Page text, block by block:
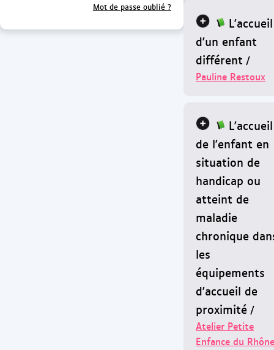
L'accueil
d'un enfant
différent /
Pauline Restoux
L'accueil
de l'enfant en
situation de
handicap ou
atteint de
maladie
chronique
les
équipements
d'accueil de
proximité /
Atelier Petite
Enfance du Rhône
Mot de passe oublié ?